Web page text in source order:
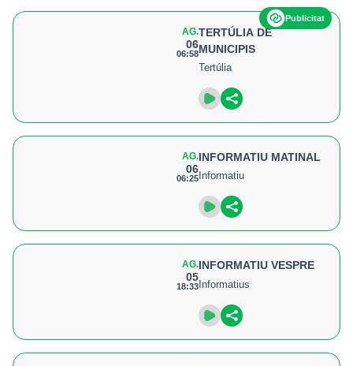
Publicitat
AG.
06
06:58
TERTÚLIA DE
MUNICIPIS
Tertúlia
AG.
06
06:25
INFORMATIU MATINAL
Informatiu
AG.
05
18:33
INFORMATIU VESPRE
Informatius